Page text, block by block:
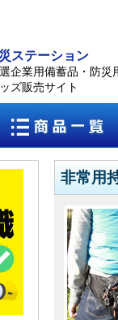
ステーション
企業用備蓄品・防災
ズ販売サイト
非常用